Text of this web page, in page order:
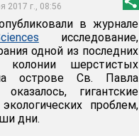
2017 г., 08:56
в журнале
исследование,
одной из последних
шерстистых
острове Св. Павла
гигантские
проблем,
дни.